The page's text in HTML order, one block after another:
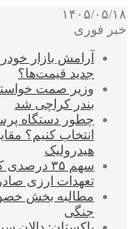
۱۴۰۵/۰۵/۱۸
خبر فوری
آرامش بازار
جدید قیمت‌ها؟
وزیر صمت
بندر کراچی شد
چطور دستگاه
انتخاب کنیم؟
هیدرولیک
سهم ۳۵
تعهدات ارزی
مطالبه بخش
جنگی